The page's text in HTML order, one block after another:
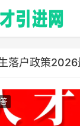
落户政策